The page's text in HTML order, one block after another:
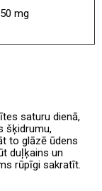
50 mg
saturu dienā,
šķidrumu,
to glāzē ūdens
duļķains un
rūpīgi sakratīt.